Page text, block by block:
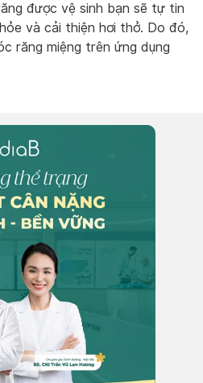
được vệ sinh bạn sẽ tự tin
và cải thiện hơi thở. Do đó,
răng miệng trên ứng dụng